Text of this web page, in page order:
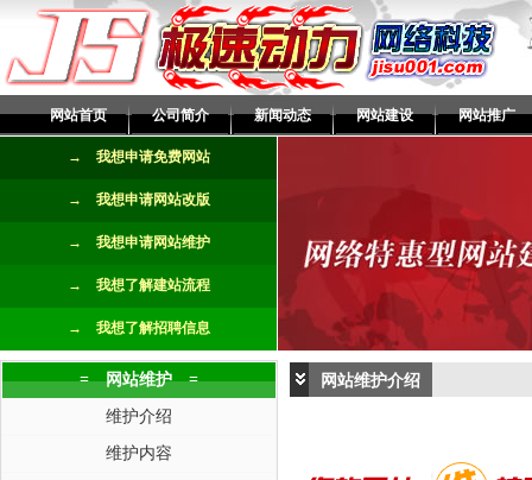
网站首页 公司简介 新闻动态 网站建设 网站推广
→ 我想申请免费网站
→ 我想申请网站改版
→ 我想申请网站维护
→ 我想了解建站流程
→ 我想了解招聘信息
= 网站维护 =
维护介绍
维护内容
网站维护介绍